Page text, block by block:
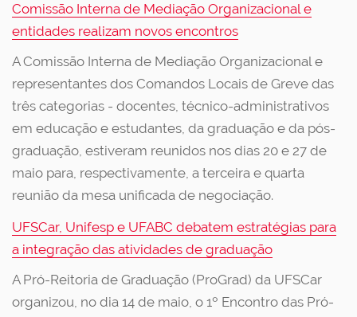
Comissão Interna de Mediação Organizacional e
entidades realizam novos encontros
A Comissão Interna de Mediação Organizacional e
representantes dos Comandos Locais de Greve das
três categorias - docentes, técnico-administrativos
em educação e estudantes, da graduação e da pós-
graduação, estiveram reunidos nos dias 20 e 27 de
maio para, respectivamente, a terceira e quarta
reunião da mesa unificada de negociação.
UFSCar, Unifesp e UFABC debatem estratégias para
a integração das atividades de graduação
A Pró-Reitoria de Graduação (ProGrad) da UFSCar
organizou, no dia 14 de maio, o 1º Encontro das Pró-